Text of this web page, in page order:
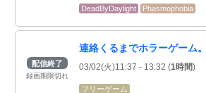
DeadByDaylight Phasmophobia
配信終了
録画期限切れ
連絡くるまでホラーゲーム。
03/02(火)11:37 - 13:32 (1時間)
フリーゲーム